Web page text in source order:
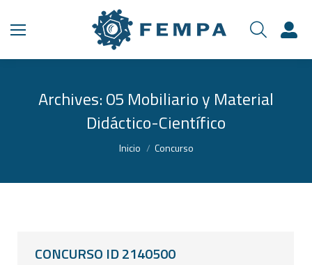
Archives:05 Mobiliario y Material
Didáctico-Científico
Estás aquí:
Inicio Concurso
CONCURSO ID 2140500